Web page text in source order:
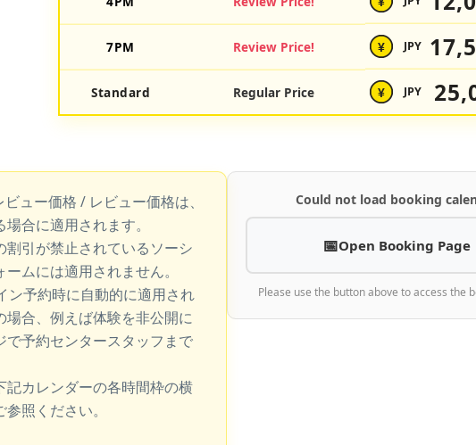
7PM Review Price! ¥ JPY
Standard Regular Price ¥ JPY
ュー価格 / レビュー価格は、
合に適用されます。
引が禁止されているソーシ
ムには適用されません。
予約時に自動的に適用され
合、例えば体験を非公開に
予約センタースタッフまで
カレンダーの各時間枠の横
照ください。
Could not load booking
Open Booking Page
Please use the button above to access the